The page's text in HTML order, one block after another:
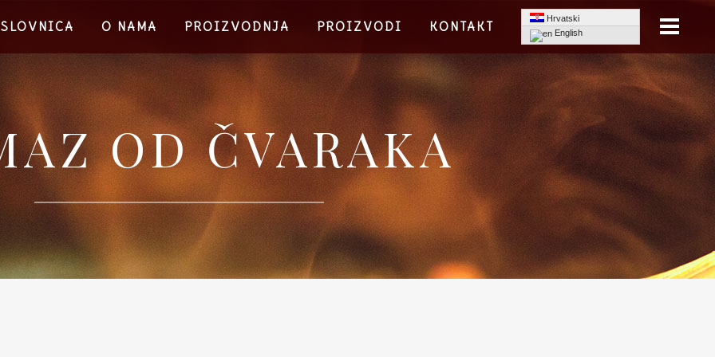
Hrvatski
English
O NAMA PROIZVODNJA PROIZVODI KONTAKT
OD ČVARAKA